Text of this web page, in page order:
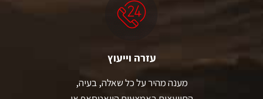
עזרה וייעוץ
מענה מהיר על כל שאלה, בעיה,